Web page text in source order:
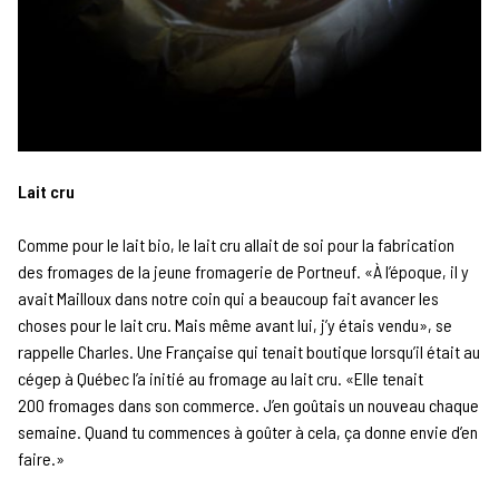
Lait cru
Comme pour le lait bio, le lait cru allait de soi pour la fabrication
des fromages de la jeune fromagerie de Portneuf. «À l’époque, il y
avait Mailloux dans notre coin qui a beaucoup fait avancer les
choses pour le lait cru. Mais même avant lui, j’y étais vendu», se
rappelle Charles. Une Française qui tenait boutique lorsqu’il était au
cégep à Québec l’a initié au fromage au lait cru. «Elle tenait
200 fromages dans son commerce. J’en goûtais un nouveau chaque
semaine. Quand tu commences à goûter à cela, ça donne envie d’en
faire.»